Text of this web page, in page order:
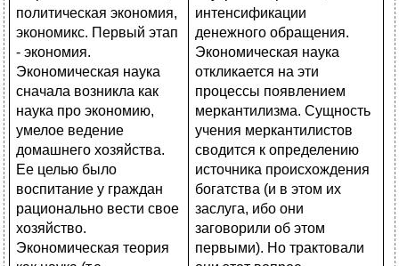
интенсификации
денежного обращения.
Экономическая наука
откликается на эти
процессы появлением
меркантилизма. Сущность
учения меркантилистов
сводится к определению
источника происхождения
богатства (и в этом их
заслуга, ибо они
заговорили об этом
первыми). Но трактовали